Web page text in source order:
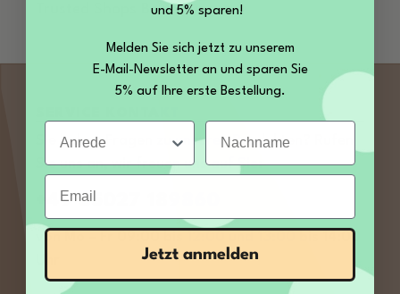
Trusted Shops Bewertungen
Sie haben Fragen zu unseren Produkten? Rufen
Sie uns an, wir freuen uns auf Sie:
+49 35027 189860
und 5% sparen!
Melden Sie sich jetzt zu unserem
E-Mail-Newsletter an und sparen Sie
5% auf Ihre erste Bestellung.
Anrede Nachname
Email
Jetzt anmelden